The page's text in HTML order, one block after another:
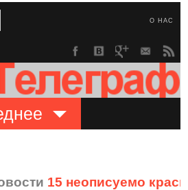
О НАС
15 неописуемо